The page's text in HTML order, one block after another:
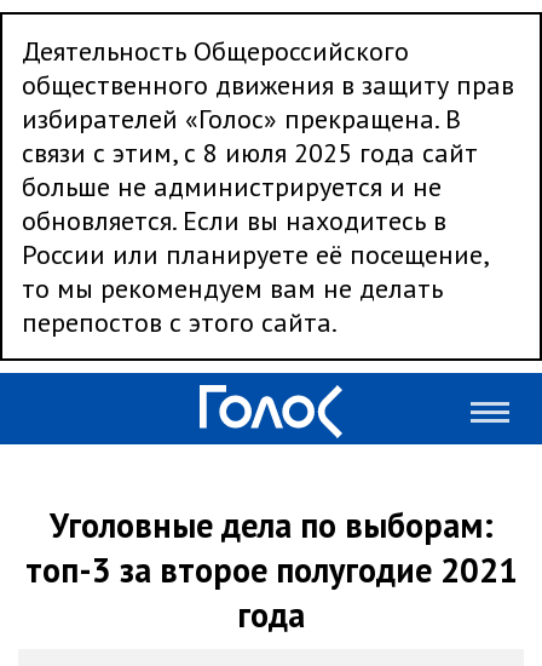
Деятельность Общероссийского
общественного движения в защиту прав
избирателей «Голос» прекращена. В
связи с этим, с 8 июля 2025 года сайт
больше не администрируется и не
обновляется. Если вы находитесь в
России или планируете её посещение,
то мы рекомендуем вам не делать
перепостов с этого сайта.
Уголовные дела по выборам:
топ-3 за второе полугодие 2021
года